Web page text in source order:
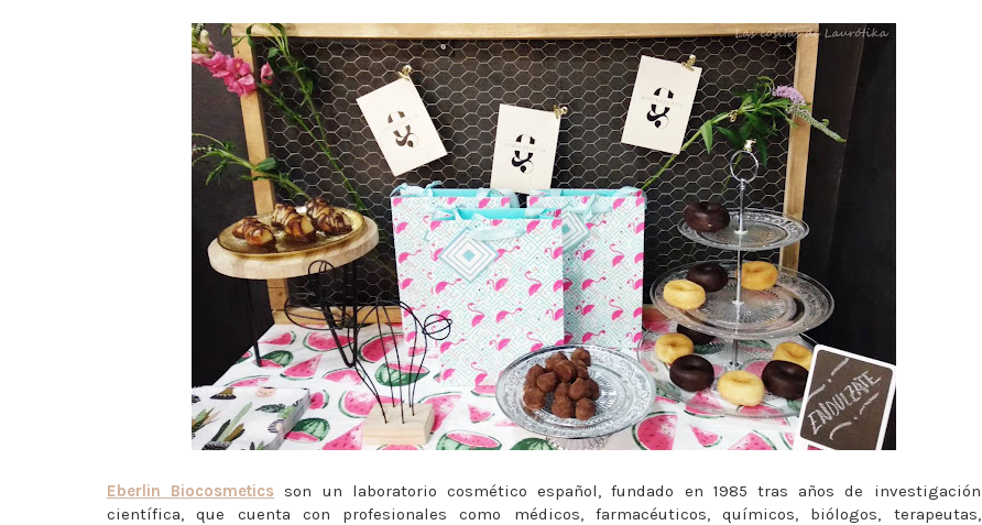
Eberlin Biocosmetics son un laboratorio cosmético español, fundado en 1985 tras años de investigación
científica, que cuenta con profesionales como médicos, farmacéuticos, químicos, biólogos, terapeutas,